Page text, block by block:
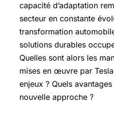
capacité d’adaptation
secteur en constante
transformation
solutions durables
Quelles sont alors les
mises en œuvre par
enjeux ? Quels
nouvelle approche ?